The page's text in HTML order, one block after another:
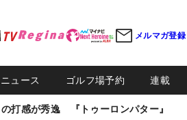
メルマガ登録
ュース ゴルフ場予約 連載
打感が秀逸 『トゥーロンパター』